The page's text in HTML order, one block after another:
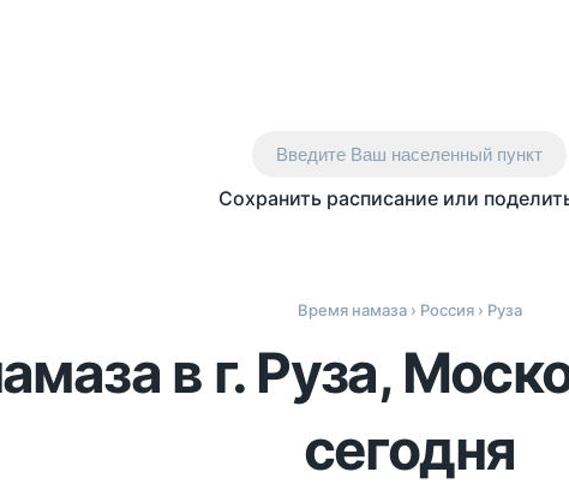
Введите Ваш населенный пункт
Сохранить расписание или
Время намаза› Россия› Руза
в г. Руза,
сегодня